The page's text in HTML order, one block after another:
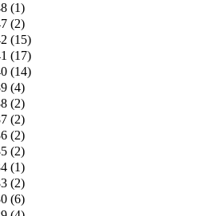
(1)
(2)
(15)
(17)
(14)
(4)
(2)
(2)
(2)
(2)
(1)
(2)
(6)